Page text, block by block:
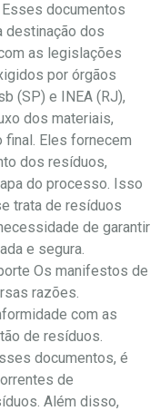
documentos
destinação dos
as legislações
por órgãos
(SP) e INEA (RJ),
dos materiais,
final. Eles fornecem
dos resíduos,
do processo. Isso
trata de resíduos
de garantir
e segura.
Os manifestos de
razões.
com as
de resíduos.
documentos, é
de
Além disso,